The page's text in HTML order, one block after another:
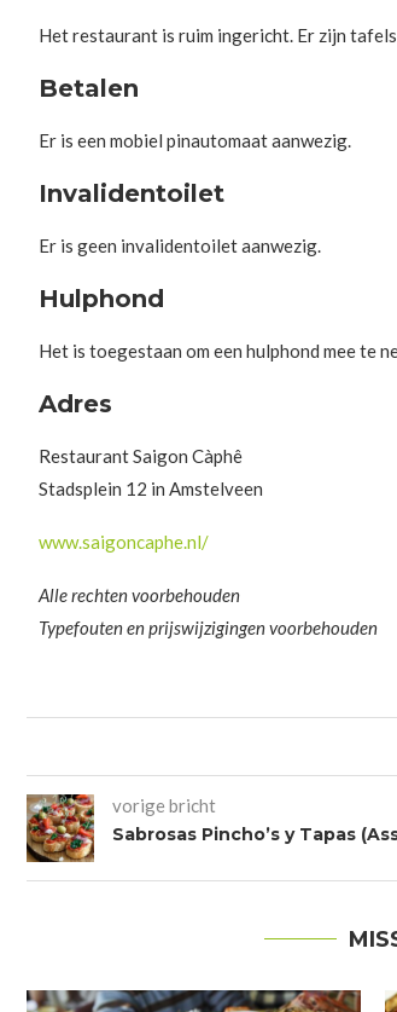
Het restaurant is ruim ingericht. Er zijn
Betalen
Er is een mobiel pinautomaat aanwezig.
Invalidentoilet
Er is geen invalidentoilet aanwezig.
Hulphond
Het is toegestaan om een hulphond mee te
Adres
Restaurant Saigon Càphê
Stadsplein 12 in Amstelveen
www.saigoncaphe.nl/
Alle rechten voorbehouden
Typefouten en prijswijzigingen voorbehouden
vorige bricht
Sabrosas Pincho’s y Tapas